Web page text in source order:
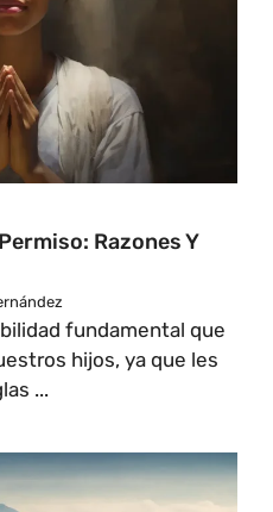
Razones Y
fundamental que
hijos, ya que les
...